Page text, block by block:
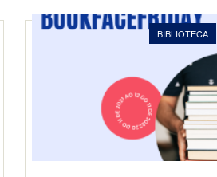
BIBLIOTECA